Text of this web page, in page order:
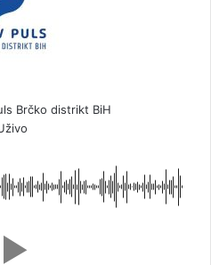
Brčko distrikt BiH